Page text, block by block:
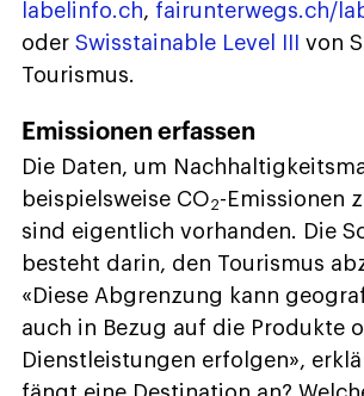
labelinfo.ch, fairunterwegs.ch/
oder Swisstainable Level III
von
Tourismus.
Emissionen erfassen
Die Daten, um
beispielsweise CO2-Emissionen
sind eigentlich vorhanden. Die
besteht darin, den Tourismus
«Diese Abgrenzung kann
auch in Bezug auf die Produkte
Dienstleistungen erfolgen»,